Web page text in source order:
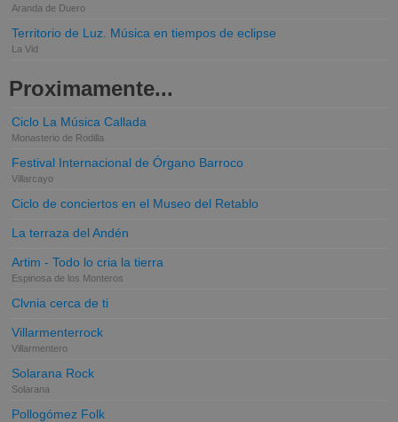
Aranda de Duero
Territorio de Luz. Música en tiempos de eclipse
La Vid
Proximamente...
Ciclo La Música Callada
Monasterio de Rodilla
Festival Internacional de Órgano Barroco
Villarcayo
Ciclo de conciertos en el Museo del Retablo
La terraza del Andén
Artim - Todo lo cria la tierra
Espinosa de los Monteros
Clvnia cerca de ti
Villarmenterrock
Villarmentero
Solarana Rock
Solarana
Pollogómez Folk